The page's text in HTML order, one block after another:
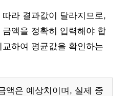
라 결과값이 달라지므로,
액을 정확히 입력해야 합
하여 평균값을 확인하는
액은 예상치이며, 실제 중